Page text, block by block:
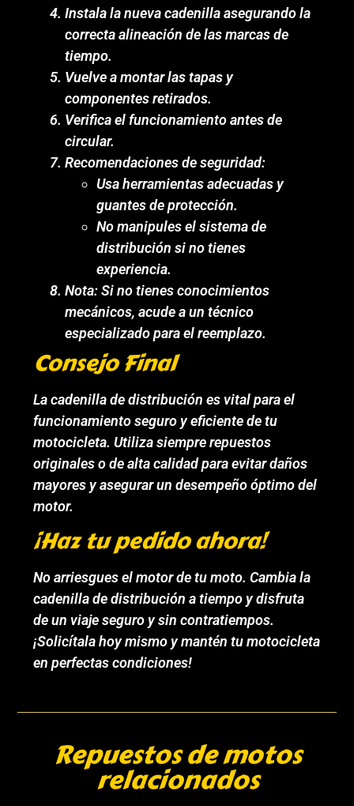
Instala la nueva cadenilla asegurando la
correcta alineación de las marcas de
tiempo.
Vuelve a montar las tapas y
componentes retirados.
Verifica el funcionamiento antes de
circular.
Recomendaciones de seguridad:
Usa herramientas adecuadas y
guantes de protección.
No manipules el sistema de
distribución si no tienes
experiencia.
Nota: Si no tienes conocimientos
mecánicos, acude a un técnico
especializado para el reemplazo.
Consejo Final
La cadenilla de distribución es vital para el
funcionamiento seguro y eficiente de tu
motocicleta. Utiliza siempre repuestos
originales o de alta calidad para evitar daños
mayores y asegurar un desempeño óptimo del
motor.
¡Haz tu pedido ahora!
No arriesgues el motor de tu moto. Cambia la
cadenilla de distribución a tiempo y disfruta
de un viaje seguro y sin contratiempos.
¡Solicítala hoy mismo y mantén tu motocicleta
en perfectas condiciones!
Repuestos de motos
relacionados